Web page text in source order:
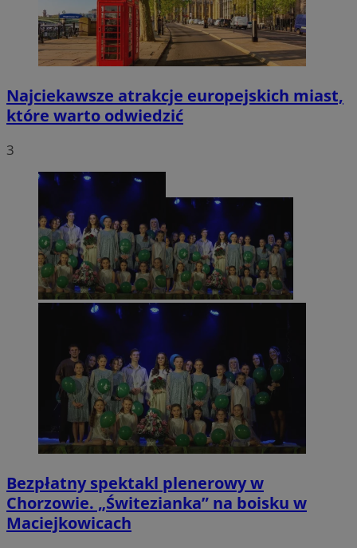
Najciekawsze atrakcje europejskich miast,
które warto odwiedzić
3
Bezpłatny spektakl plenerowy w
Chorzowie. „Świtezianka” na boisku w
Maciejkowicach